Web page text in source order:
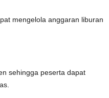
mengelola anggaran liburan
sehingga peserta dapat